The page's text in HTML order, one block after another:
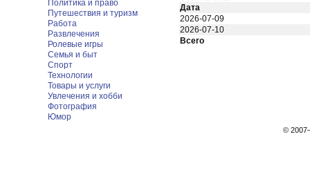
Политика и право
Путешествия и туризм
Работа
Развлечения
Ролевые игры
Семья и быт
Спорт
Технологии
Товары и услуги
Увлечения и хобби
Фотография
Юмор
Дата
2026-07-09
2026-07-10
Всего
©